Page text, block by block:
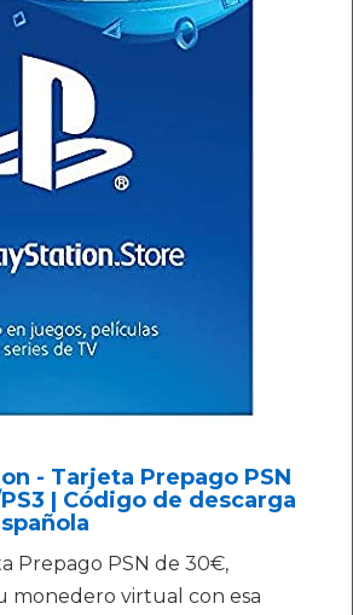
- Tarjeta Prepago PSN
| Código de descarga
Prepago PSN de 30€,
monedero virtual con esa